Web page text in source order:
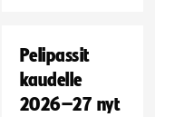
Pelipassit
kaudelle
2026–27 nyt